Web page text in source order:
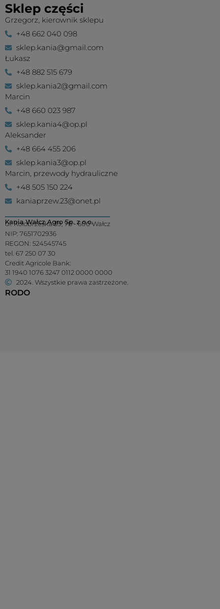
Sklep części
Grzegorz, kierownik sklepu
+48 662 040 098
sklep.kania@gmail.com
Łukasz
+48 882 515 679
sklep.kania2@gmail.com
Marcin
+48 660 023 987
sklep.kania4@op.pl
Aleksander
+48 664 455 206
sklep.kania3@op.pl
Marcin, przewody hydrauliczne
+48 505 150 224
kaniaprzew.23@onet.pl
Kania Wałcz Agro Sp. z o.o.
ul. Kołobrzeska 39, 78 - 600 Wałcz
NIP: 7651702936
REGON: 524545745
tel. 67 250 07 30
Credit Agricole Bank:
31 1940 1076 3247 0112 0000 0000
2024. Wszystkie prawa zastrzeżone.
RODO